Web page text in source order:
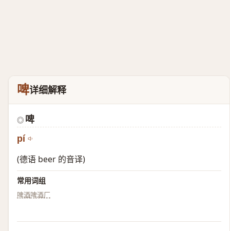
啤详细解释
◎ 啤
pí
(德语 beer 的音译)
常用词组
啤酒啤酒厂